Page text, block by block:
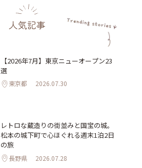
人気記事
【2026年7月】東京ニューオープン23
選
東京都 2026.07.30
レトロな蔵造りの街並みと国宝の城。
松本の城下町で心ほぐれる週末1泊2日
の旅
長野県 2026.07.28